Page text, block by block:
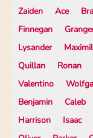
Zaiden
Ace
Finnegan
Lysander
Quillan
Ronan
Valentino
Benjamin
Caleb
Harrison
Isaac